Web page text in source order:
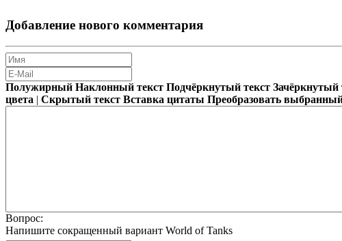
Добавление нового комментария
Полужирный Наклонный текст Подчёркнутый текст Зачёркнутый
цвета | Скрытый текст Вставка цитаты Преобразовать
Вопрос:
Напишите сокращенный вариант World of Tanks